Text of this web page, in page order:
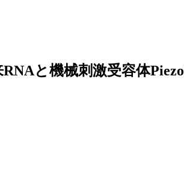
と機械刺激受容体